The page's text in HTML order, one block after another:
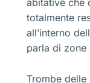
totalmente
all’interno
parla di zone
Trombe delle